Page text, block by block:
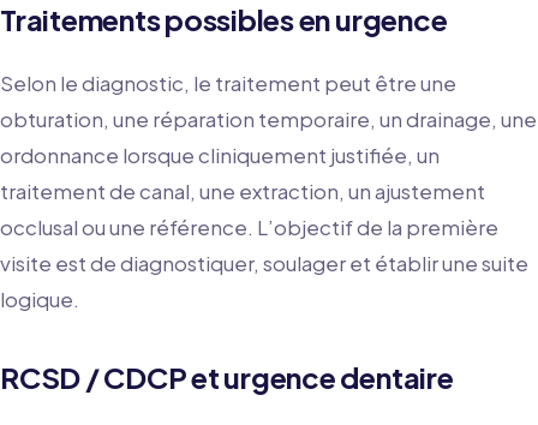
Traitements possibles en urgence
Selon le diagnostic, le traitement peut être une
obturation, une réparation temporaire, un drainage, une
ordonnance lorsque cliniquement justifiée, un
traitement de canal, une extraction, un ajustement
occlusal ou une référence. L’objectif de la première
visite est de diagnostiquer, soulager et établir une suite
logique.
RCSD / CDCP et urgence dentaire